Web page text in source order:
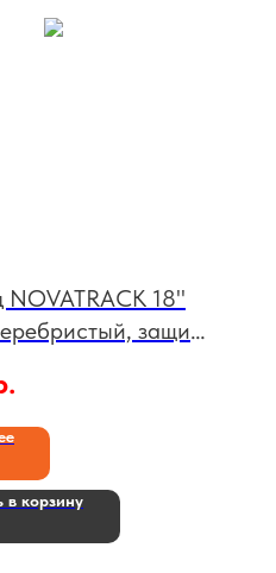
NOVATRACK 18"
защита
в корзину